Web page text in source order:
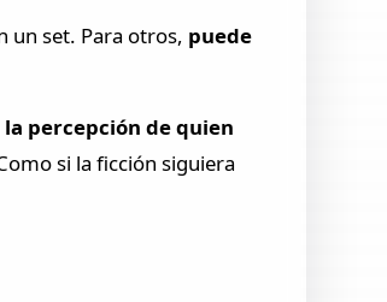
un set. Para otros, puede
percepción de quien
si la ficción siguiera